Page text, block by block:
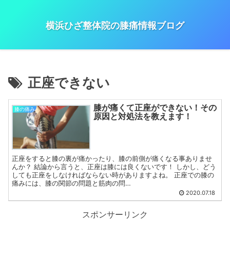
横浜ひざ整体院の膝痛情報ブログ
正座できない
膝の痛み
膝が痛くて正座ができない！その
原因と対処法を教えます！
正座をすると膝の裏が痛かったり、膝の前側が痛くなる事ありませ
んか？ 結論から言うと、正座は膝には良くないです！ しかし、どう
しても正座をしなければならない時がありますよね。 正座での膝の
痛みには、膝の関節の問題と筋肉の問…
2020.07.18
スポンサーリンク